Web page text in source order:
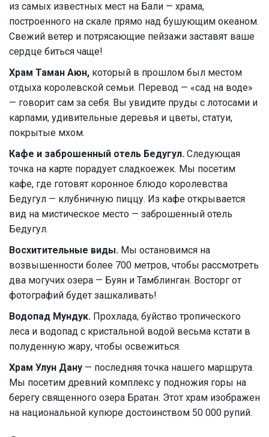
из самых известных мест на Бали — храма,
построенного на скале прямо над бушующим океаном.
Свежий ветер и потрясающие пейзажи заставят ваше
сердце биться чаще!
Храм Таман Аюн, который в прошлом был местом
отдыха королевской семьи. Перевод — «сад на воде»
— говорит сам за себя. Вы увидите пруды с лотосами и
карпами, удивительные деревья и цветы, статуи,
покрытые мхом.
Кафе и заброшенный отель Бедугул. Следующая
точка на карте порадует сладкоежек. Мы посетим
кафе, где готовят коронное блюдо королевства
Бедугул — клубничную пиццу. Из кафе открывается
вид на мистическое место — заброшенный отель
Бедугул.
Восхитительные виды. Мы остановимся на
возвышенности более 700 метров, чтобы рассмотреть
два могучих озера — Буян и Тамблинган. Восторг от
фотографий будет зашкаливать!
Водопад Мундук. Прохлада, буйство тропического
леса и водопад с кристальной водой весьма кстати в
полуденную жару, чтобы освежиться.
Храм Улун Дану — последняя точка нашего маршрута.
Мы посетим древний комплекс у подножия горы на
берегу священного озера Братан. Этот храм изображен
на национальной купюре достоинством 50 000 рупий.